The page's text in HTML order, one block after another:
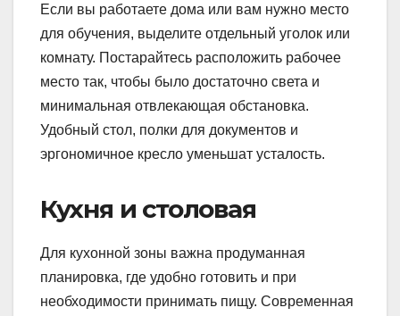
Если вы работаете дома или вам нужно место
для обучения, выделите отдельный уголок или
комнату. Постарайтесь расположить рабочее
место так, чтобы было достаточно света и
минимальная отвлекающая обстановка.
Удобный стол, полки для документов и
эргономичное кресло уменьшат усталость.
Кухня и столовая
Для кухонной зоны важна продуманная
планировка, где удобно готовить и при
необходимости принимать пищу. Современная